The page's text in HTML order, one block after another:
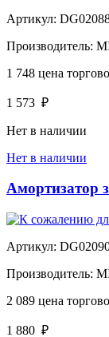
Артикул:
Производитель:
1 748 цена
1 573 ₽
Нет в наличии
Нет в наличии
Амортизатор
Артикул:
Производитель:
2 089 цена
1 880 ₽